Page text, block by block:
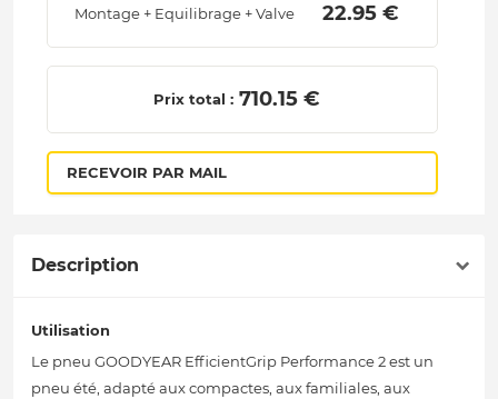
Montage + Equilibrage + Valve 22.95 €
Prix total : 710.15 €
RECEVOIR PAR MAIL
Description
Utilisation
Le pneu GOODYEAR EfficientGrip Performance 2 est un
pneu été, adapté aux compactes, aux familiales, aux